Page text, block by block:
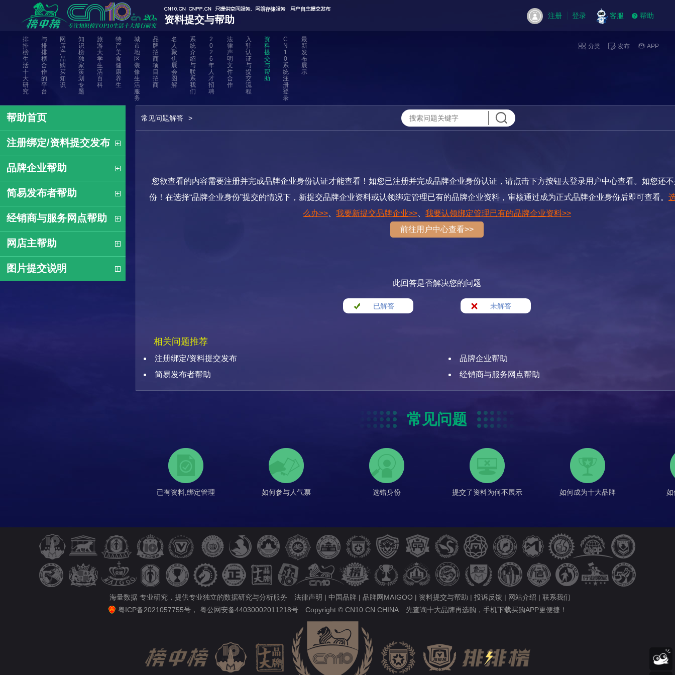
资料提交与帮助 注册 登录 客服 帮助
排
排
榜
生
活
十
大
研
究
与
排
排
榜
合
作
的
平
台
网
店
产
品
购
买
知
识
知
识
榜
独
家
策
划
专
题
旅
游
大
学
生
活
百
科
特
产
美
食
健
康
养
生
城
市
地
区
装
修
生
活
服
务
品
牌
招
商
项
目
招
商
名
人
聚
焦
展
会
图
解
系
统
介
绍
与
联
系
我
们
2
0
2
6
年
人
才
招
聘
法
律
声
明
文
件
合
作
入
驻
认
证
与
提
交
流
程
资
料
提
交
与
帮
助
C
N
1
0
系
统
注
册
登
录
最
新
发
布
展
示
分类 发布 APP
帮助首页
注册绑定/资料提交发布
品牌企业帮助
简易发布者帮助
经销商与服务网点帮助
网店主帮助
图片提交说明
常见问题解答 >
您欲查看的内容需要注册并完成品牌企业身份认证才能查看！如您已注册并完成品牌企业身份认证，请点击下方按钮去登录用户中心查看。如您还
份！在选择“品牌企业身份”提交的情况下，新提交品牌企业资料或认领绑定管理已有的品牌企业资料，审核通过成为正式品牌企业身份后即可查看。
么办>>
我要新提交品牌企业>>
我要认领绑定管理已有的品牌企业资料>>
前往用户中心查看>>
此回答是否解决您的问题
已解答 未解答
相关问题推荐
注册绑定/资料提交发布
品牌企业帮助
简易发布者帮助
经销商与服务网点帮助
常见问题
已有资料,绑定管理 如何参与人气票 选错身份 提交了资料为何不展示 如何成为十大品牌
海量数据 专业研究，提供专业独立的数据研究与分析服务 法律声明 | 中国品牌 | 品牌网MAIGOO | 资料提交与帮助 | 投诉反馈 | 网站介绍 | 联系我们
粤ICP备2021057755号 ， 粤公网安备44030002011218号 Copyright © CN10.CN CHINA 先查询十大品牌再选购，手机下载买购APP更便捷！